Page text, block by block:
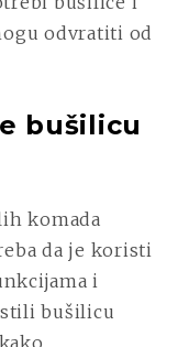
odvratiti od
bušilicu
komada
da je koristi
i
bušilicu